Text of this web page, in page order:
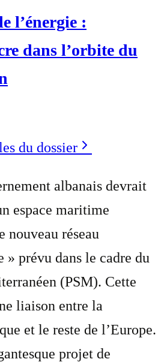
l’énergie :
dans l’orbite du
du dossier
albanais devrait
espace maritime
nouveau réseau
» prévu dans le cadre du
(PSM). Cette
liaison entre la
et le reste de l’Europe.
projet de